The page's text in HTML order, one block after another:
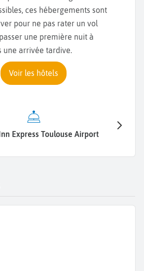
ces hébergements sont
pour ne pas rater un vol
une première nuit à
une arrivée tardive.
Voir les hôtels
Express Toulouse Airport